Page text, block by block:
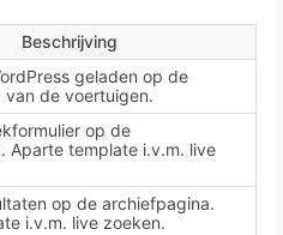
Beschrijving
geladen op de
de voertuigen.
op de
Aparte template i.v.m. live
op de archiefpagina.
i.v.m. live zoeken.